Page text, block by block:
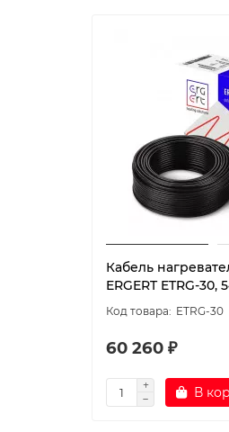
Кабель
ERGERT ETRG-30,
ETRG-30
60 260 ₽
В